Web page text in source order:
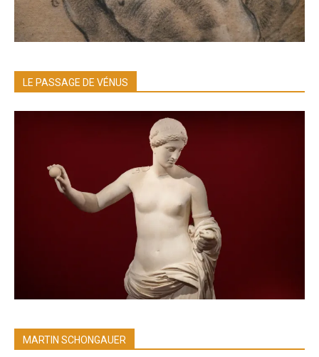
LE PASSAGE DE VÉNUS
MARTIN SCHONGAUER